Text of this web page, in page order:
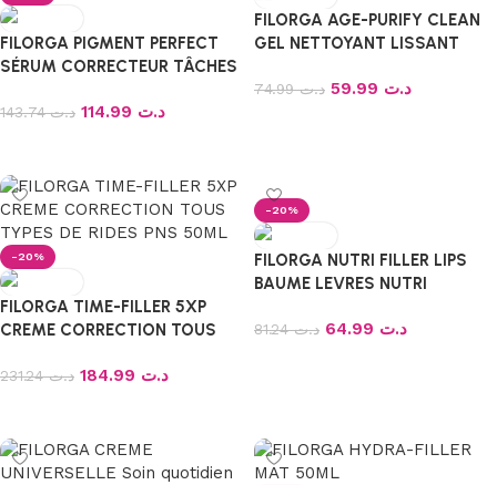
FILORGA PIGMENT PERFECT
SÉRUM CORRECTEUR TÂCHES
د.ت143.74 د.ت
FILORGA AGE-PURIFY CLEAN
GEL NETTOYANT LISSANT
د.ت74.99 د.ت
-20%
FILORGA TIME-FILLER 5XP
CREME CORRECTION TOUS
د.ت231.24 د.ت
-20%
FILORGA NUTRI FILLER LIPS
BAUME LEVRES NUTRI
د.ت81.24 د.ت